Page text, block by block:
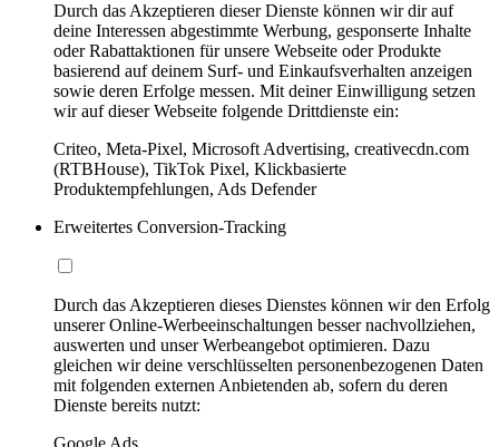
Durch das Akzeptieren dieser Dienste können wir dir auf
deine Interessen abgestimmte Werbung, gesponserte Inhalte
oder Rabattaktionen für unsere Webseite oder Produkte
basierend auf deinem Surf- und Einkaufsverhalten anzeigen
sowie deren Erfolge messen. Mit deiner Einwilligung setzen
wir auf dieser Webseite folgende Drittdienste ein:
Criteo, Meta-Pixel, Microsoft Advertising, creativecdn.com
(RTBHouse), TikTok Pixel, Klickbasierte
Produktempfehlungen, Ads Defender
Erweitertes Conversion-Tracking
Durch das Akzeptieren dieses Dienstes können wir den Erfolg
unserer Online-Werbeeinschaltungen besser nachvollziehen,
auswerten und unser Werbeangebot optimieren. Dazu
gleichen wir deine verschlüsselten personenbezogenen Daten
mit folgenden externen Anbietenden ab, sofern du deren
Dienste bereits nutzt:
Google Ads